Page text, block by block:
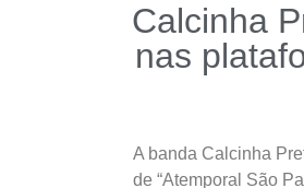
Calcinha
nas
A banda Calcinha
de “Atemporal São